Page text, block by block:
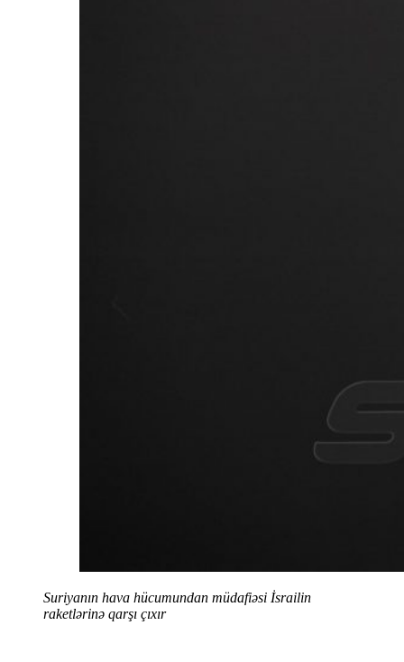
Suriyanın hava hücumundan müdafiəsi İsrailin
raketlərinə qarşı çıxır